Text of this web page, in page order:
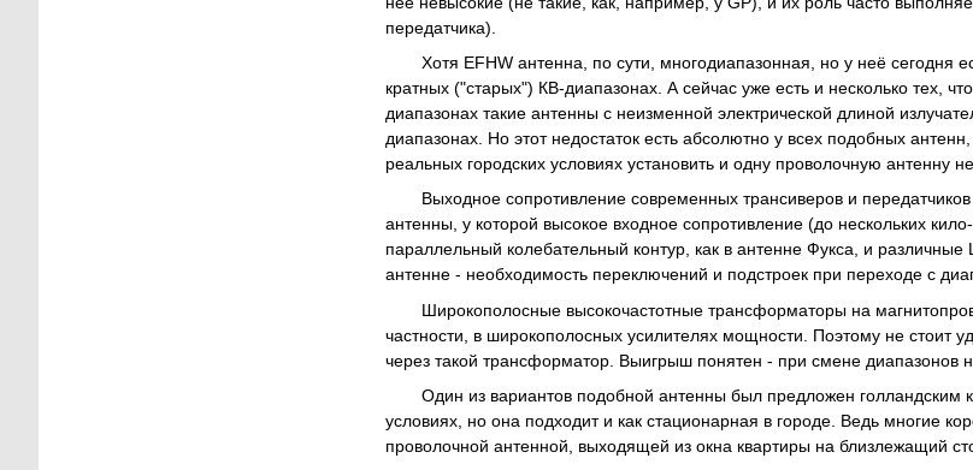
передатчика).
Хотя EFHW антенна, по сути, многодиапазонная, но у неё сегодня
кратных ("старых") КВ-диапазонах. А сейчас уже есть и несколько тех,
диапазонах такие антенны с неизменной электрической длиной
диапазонах. Но этот недостаток есть абсолютно у всех подобных
реальных городских условиях установить и одну проволочную антенну
Выходное сопротивление современных трансиверов и
антенны, у которой высокое входное сопротивление (до нескольких
параллельный колебательный контур, как в антенне Фукса, и
антенне - необходимость переключений и подстроек при переходе с
Широкополосные высокочастотные трансформаторы на
частности, в широкополосных усилителях мощности. Поэтому не стоит
через такой трансформатор. Выигрыш понятен - при смене диапазонов
Один из вариантов подобной антенны был предложен голландским
условиях, но она подходит и как стационарная в городе. Ведь многие
проволочной антенной, выходящей из окна квартиры на близлежащий